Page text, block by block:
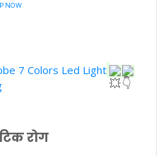
NOW
7 Colors Led Light
रोग